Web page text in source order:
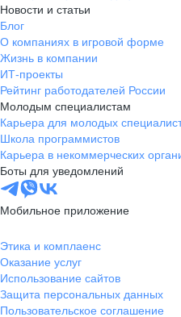
Новости и статьи
Блог
О компаниях в игровой форме
Жизнь в компании
ИТ-проекты
Рейтинг работодателей России
Молодым специалистам
Карьера для молодых
Школа программистов
Карьера в некоммерческих
Боты для уведомлений
Мобильное приложение
Этика и комплаенс
Оказание услуг
Использование сайтов
Защита персональных данных
Пользовательское соглашение